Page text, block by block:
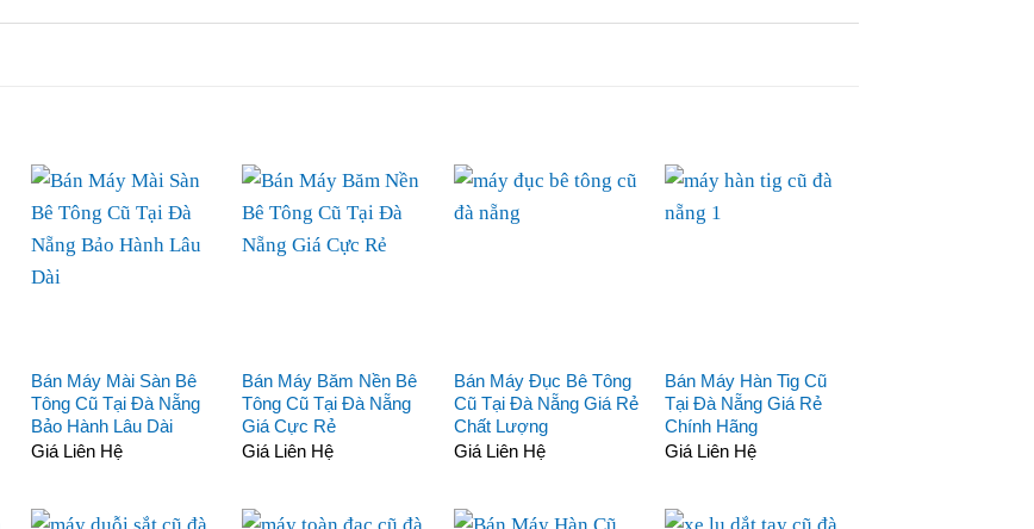
Bán Máy Mài Sàn Bê
Tông Cũ Tại Đà Nẵng
Bảo Hành Lâu Dài
Giá Liên Hệ
Bán Máy Băm Nền Bê
Tông Cũ Tại Đà Nẵng
Giá Cực Rẻ
Giá Liên Hệ
Bán Máy Đục Bê Tông
Cũ Tại Đà Nẵng Giá Rẻ
Chất Lượng
Giá Liên Hệ
Bán Máy Hàn Tig Cũ
Tại Đà Nẵng Giá Rẻ
Chính Hãng
Giá Liên Hệ